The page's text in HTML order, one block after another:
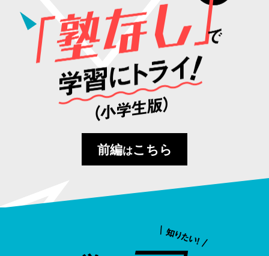
前編はこちら